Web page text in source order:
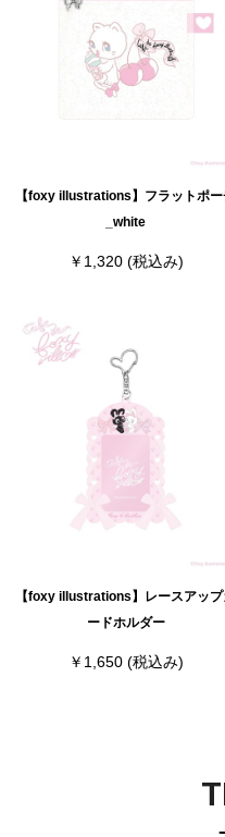
【foxy illustrations】フラットポー
_white
￥1,320 (税込み)
【foxy illustrations】レースアップ
ードホルダー
￥1,650 (税込み)